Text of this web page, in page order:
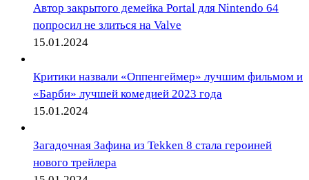
Автор закрытого демейка Portal для Nintendo 64
попросил не злиться на Valve
15.01.2024
Критики назвали «Оппенгеймер» лучшим фильмом и
«Барби» лучшей комедией 2023 года
15.01.2024
Загадочная Зафина из Tekken 8 стала героиней
нового трейлера